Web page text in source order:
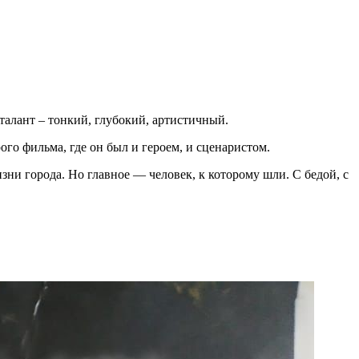
– тонкий, глубокий, артистичный.
фильма, где он был и героем, и сценаристом.
города. Но главное — человек, к которому шли. С бедой, с